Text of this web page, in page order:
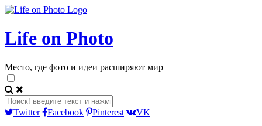
Life on Photo
Место, где фото и идеи расширяют мир
Twitter Facebook Pinterest
VK